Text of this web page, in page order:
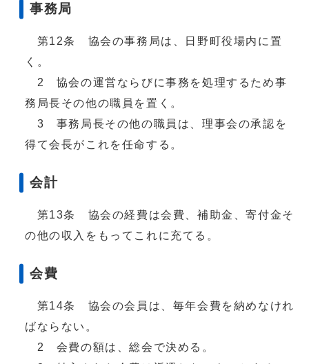
事務局
第12条 協会の事務局は、日野町役場内に置
く。
2 協会の運営ならびに事務を処理するため事
務局長その他の職員を置く。
3 事務局長その他の職員は、理事会の承認を
得て会長がこれを任命する。
会計
第13条 協会の経費は会費、補助金、寄付金そ
の他の収入をもってこれに充てる。
会費
第14条 協会の会員は、毎年会費を納めなけれ
ばならない。
2 会費の額は、総会で決める。